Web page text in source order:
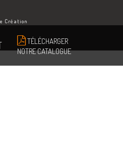
TÉLÉCHARGER
NOTRE CATALOGUE
Création